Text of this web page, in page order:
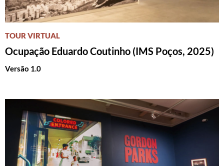
TOUR VIRTUAL
Ocupação Eduardo Coutinho (IMS Poços, 2025)
Versão 1.0